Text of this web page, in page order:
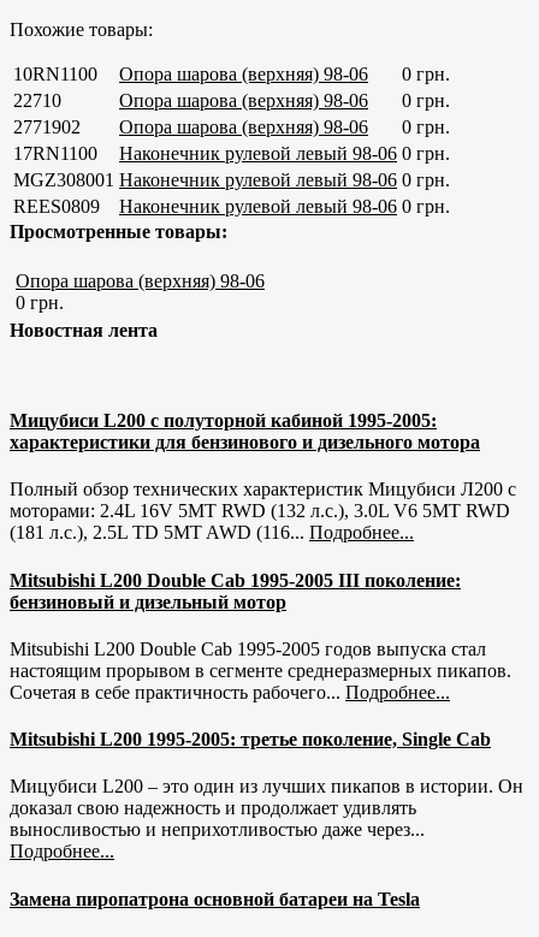
Похожие товары:
10RN1100 Опора шарова (верхняя) 98-06
0 грн.
22710
Опора шарова (верхняя) 98-06
0 грн.
2771902
Опора шарова (верхняя) 98-06
0 грн.
17RN1100
Наконечник рулевой левый 98-06 0 грн.
MGZ308001 Наконечник рулевой левый 98-06 0 грн.
REES0809
Наконечник рулевой левый 98-06 0 грн.
Просмотренные товары:
Опора шарова (верхняя) 98-06
0 грн.
Новостная лента
Мицубиси L200 с полуторной кабиной 1995-2005:
характеристики для бензинового и дизельного мотора
Полный обзор технических характеристик Мицубиси Л200 с
моторами: 2.4L 16V 5MT RWD (132 л.с.), 3.0L V6 5MT RWD
(181 л.с.), 2.5L TD 5MT AWD (116... Подробнее...
Mitsubishi L200 Double Cab 1995-2005 III поколение:
бензиновый и дизельный мотор
Mitsubishi L200 Double Cab 1995-2005 годов выпуска стал
настоящим прорывом в сегменте среднеразмерных пикапов.
Сочетая в себе практичность рабочего... Подробнее...
Mitsubishi L200 1995-2005: третье поколение, Single Cab
Мицубиси L200 – это один из лучших пикапов в истории. Он
доказал свою надежность и продолжает удивлять
выносливостью и неприхотливостью даже через...
Подробнее...
Замена пиропатрона основной батареи на Tesla